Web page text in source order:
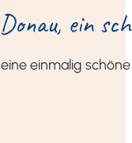
ein
ein­ma­lig